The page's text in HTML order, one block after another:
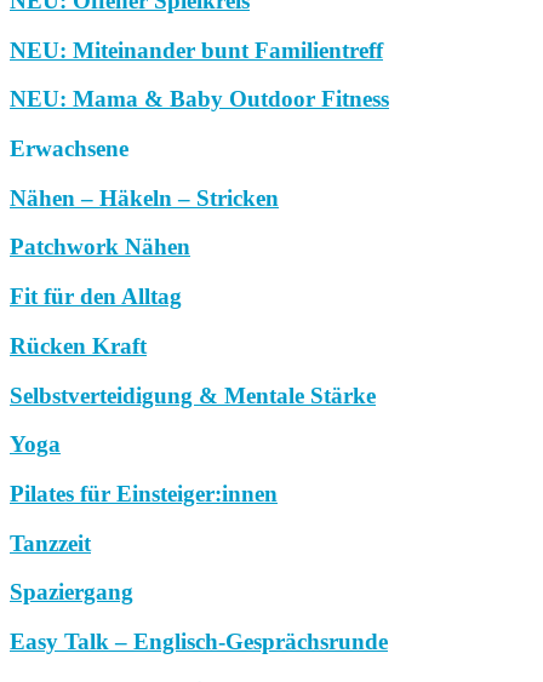
NEU: Miteinander bunt Familientreff
NEU: Mama & Baby Outdoor Fitness
Erwachsene
Nähen – Häkeln – Stricken
Patchwork Nähen
Fit für den Alltag
Rücken Kraft
Selbstverteidigung & Mentale Stärke
Yoga
Pilates für Einsteiger:innen
Tanzzeit
Spaziergang
Easy Talk – Englisch-Gesprächsrunde